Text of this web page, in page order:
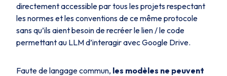
directement accessible par tous les projets respectant
les normes et les conventions de ce même protocole
sans qu’ils aient besoin de recréer le lien / le code
permettant au LLM d’interagir avec Google Drive.
Faute de langage commun, les modèles ne peuvent